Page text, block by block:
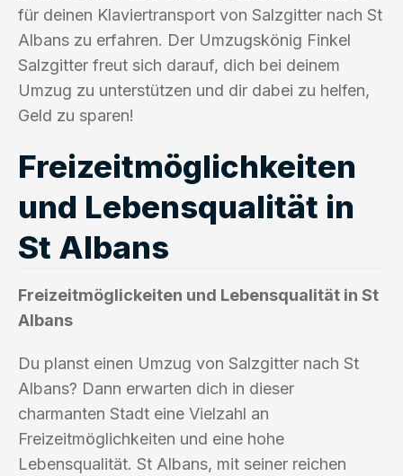
für deinen Klaviertransport von Salzgitter nach St
Albans zu erfahren. Der Umzugskönig Finkel
Salzgitter freut sich darauf, dich bei deinem
Umzug zu unterstützen und dir dabei zu helfen,
Geld zu sparen!
Freizeitmöglichkeiten
und Lebensqualität in
St Albans
Freizeitmöglickeiten und Lebensqualität in St
Albans
Du planst einen Umzug von Salzgitter nach St
Albans? Dann erwarten dich in dieser
charmanten Stadt eine Vielzahl an
Freizeitmöglichkeiten und eine hohe
Lebensqualität. St Albans, mit seiner reichen